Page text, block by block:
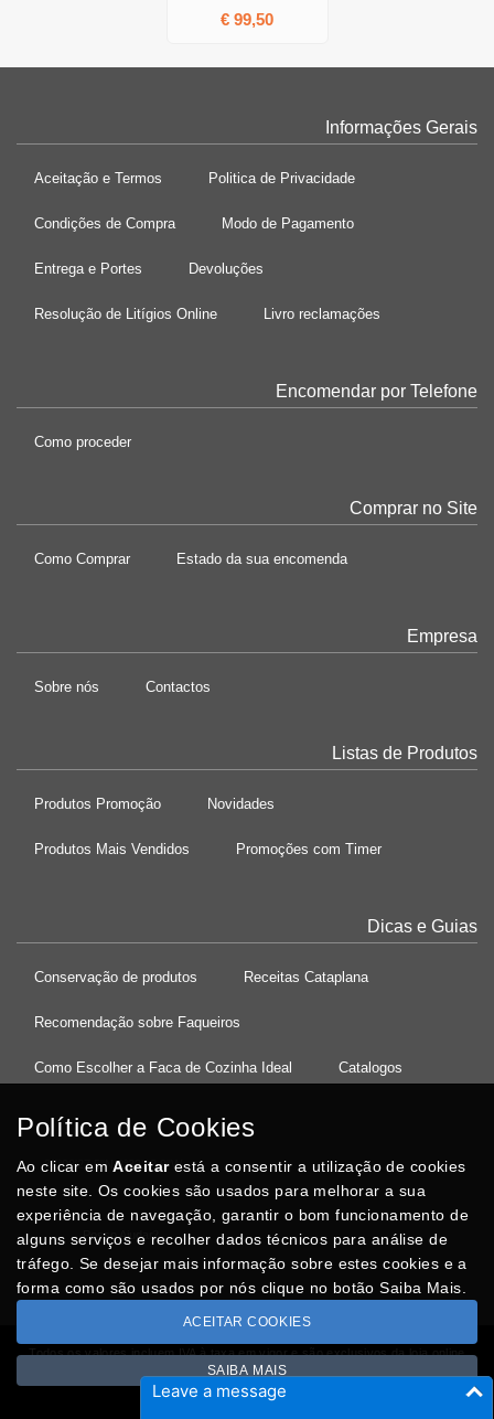
Leave a message
€ 99,50
Informações Gerais
Aceitação e Termos Politica de Privacidade
Condições de Compra Modo de Pagamento
Entrega e Portes Devoluções
Resolução de Litígios Online Livro reclamações
Encomendar por Telefone
Como proceder
Comprar no Site
Como Comprar Estado da sua encomenda
Empresa
Sobre nós Contactos
Listas de Produtos
Produtos Promoção Novidades
Produtos Mais Vendidos Promoções com Timer
Dicas e Guias
Conservação de produtos Receitas Cataplana
Recomendação sobre Faqueiros
Como Escolher a Faca de Cozinha Ideal Catalogos
37°08'27.5"N 8°32'13.9"W
Posso Ajudar?
Todos os valores incluem IVA à taxa em vigor e são exclusivos da loja online
Copyright © CASACARMINHO.com 2026
Desenvolvido porOptimeios
Política de Cookies
Ao clicar emAceitarestá a consentir a utilização de cookies
neste site. Os cookies são usados para melhorar a sua
experiência de navegação, garantir o bom funcionamento de
alguns serviços e recolher dados técnicos para análise de
tráfego. Se desejar mais informação sobre estes cookies e a
forma como são usados por nós clique no botão Saiba Mais.
ACEITAR COOKIES
SAIBA MAIS